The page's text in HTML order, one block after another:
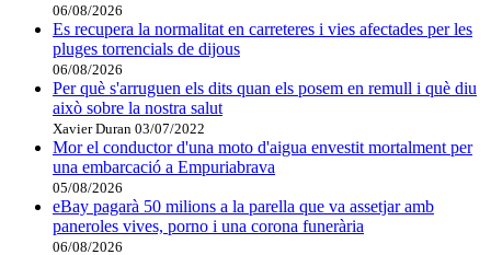
06/08/2026
Es recupera la normalitat en carreteres i vies afectades per les
pluges torrencials de dijous
06/08/2026
Per què s'arruguen els dits quan els posem en remull i què diu
això sobre la nostra salut
Xavier Duran 03/07/2022
Mor el conductor d'una moto d'aigua envestit mortalment per
una embarcació a Empuriabrava
05/08/2026
eBay pagarà 50 milions a la parella que va assetjar amb
paneroles vives, porno i una corona funerària
06/08/2026